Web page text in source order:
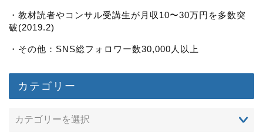
・教材読者やコンサル受講生が月収10〜30万円を多数突
破(2019.2)
・その他：SNS総フォロワー数30,000人以上
カテゴリー